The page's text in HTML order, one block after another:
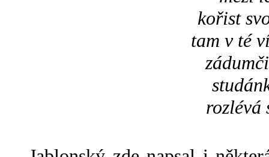
kořist
tam v té
rozlévá